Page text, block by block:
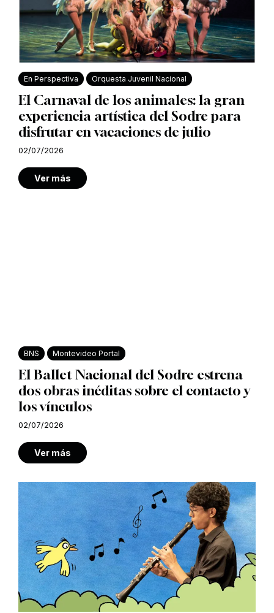
En Perspectiva Orquesta Juvenil Nacional
El Carnaval de los animales: la gran
experiencia artística del Sodre para
disfrutar en vacaciones de julio
02/07/2026
Ver más
BNS Montevideo Portal
El Ballet Nacional del Sodre estrena
dos obras inéditas sobre el contacto y
los vínculos
02/07/2026
Ver más